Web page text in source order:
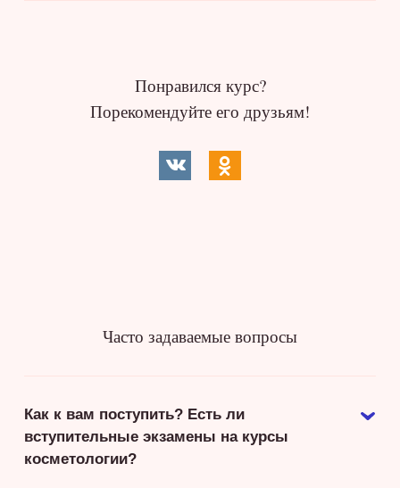
Понравился курс?
Порекомендуйте его друзьям!
Часто задаваемые вопросы
Как к вам поступить? Есть ли
вступительные экзамены на курсы
косметологии?